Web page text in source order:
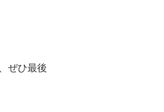
ぜひ最後